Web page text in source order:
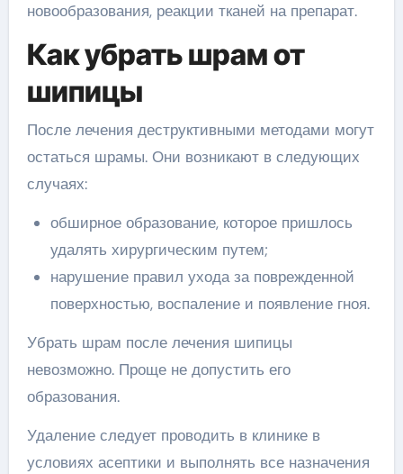
новообразования, реакции тканей на препарат.
Как убрать шрам от
шипицы
После лечения деструктивными методами могут
остаться шрамы. Они возникают в следующих
случаях:
обширное образование, которое пришлось
удалять хирургическим путем;
нарушение правил ухода за поврежденной
поверхностью, воспаление и появление гноя.
Убрать шрам после лечения шипицы
невозможно. Проще не допустить его
образования.
Удаление следует проводить в клинике в
условиях асептики и выполнять все назначения